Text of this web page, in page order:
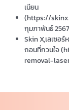
เนียน
(https://
กุมภาพันธ์
Skin X,เลเซอ
ถอนที่กวนใจ
removal-